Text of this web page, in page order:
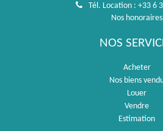
Tél. Location : +33 6
Nos honoraires
NOS
Acheter
Nos biens
Louer
Vendre
Estimation